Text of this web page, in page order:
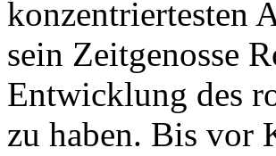
konzentriertesten
sein Zeitgenosse
Entwicklung des
zu haben. Bis vor